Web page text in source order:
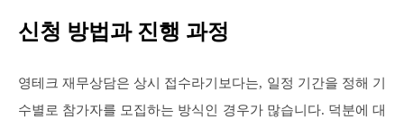
신청 방법과 진행 과정
영테크 재무상담은 상시 접수라기보다는, 일정 기간을 정해 기
수별로 참가자를 모집하는 방식인 경우가 많습니다. 덕분에 대